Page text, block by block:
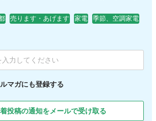
売ります・あげます 家電
季節、空調家電
マガにも登録する
投稿の通知をメールで受け取る